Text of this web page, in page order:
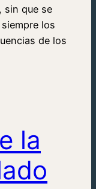
sin que se
los
de los
la